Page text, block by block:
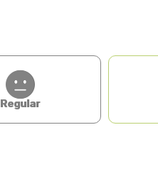
Regular